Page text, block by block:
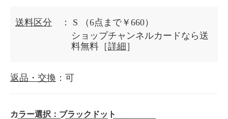
送料区分 ： S
（6点まで￥660）
ショップチャンネルカードなら送
料無料［詳細 ］
返品・交換 ：可
カラー選択： ブラックドット